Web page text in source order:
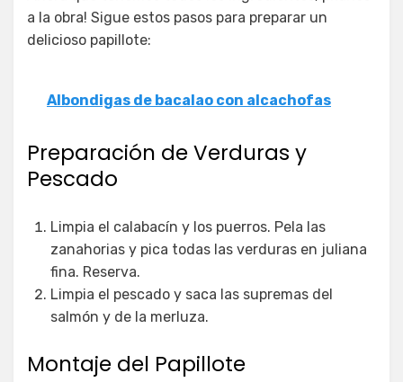
a la obra! Sigue estos pasos para preparar un
delicioso papillote:
Albondigas de bacalao con alcachofas
Preparación de Verduras y
Pescado
Limpia el calabacín y los puerros. Pela las
zanahorias y pica todas las verduras en juliana
fina. Reserva.
Limpia el pescado y saca las supremas del
salmón y de la merluza.
Montaje del Papillote